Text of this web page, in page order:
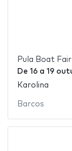
Pula Boat
De 16a 19
Karolina
Barcos